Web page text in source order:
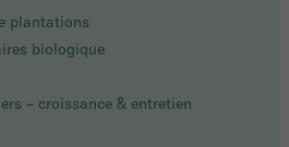
plantations
biologique
– croissance & entretien